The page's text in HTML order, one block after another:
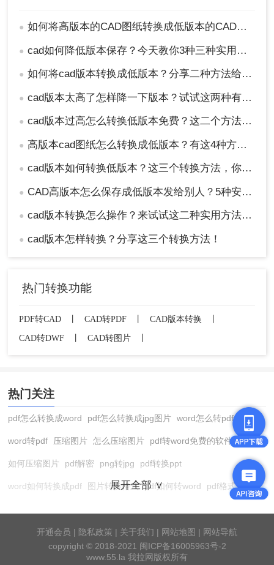
● 如何将高版本的CAD图纸转换成低版本的CAD图纸？3种实用方法对比！
● cad如何降低版本保存？今天教你3种三种实用方法对比！
● 如何将cad版本转换成低版本？分享二种方法给你！3秒实现~！
● cad版本太高了怎样降一下版本？试试这两种有效的方法！
● cad版本过高怎么转换低版本免费？这二个方法了解一下！
● 高版本cad图纸怎么转换成低版本？有这4种方法可以快速转换！
● cad版本如何转换低版本？这三个转换方法，你一定要学会！
● CAD高版本怎么保存成低版本发给别人？5种安全有效方法实测！
● cad版本转换怎么操作？来试试这二种实用方法吧！
● cad版本怎样转换？分享这三个转换方法！
热门转换功能
PDF转CAD CAD转PDF CAD版本转换
CAD转DWF
CAD转图片
热门关注
pdf怎么转换成word pdf怎么转换成jpg图片 word怎么转pdf
word转pdf 压缩图片 怎么压缩图片 pdf转word免费的软件
如何压缩图片 pdf解密 png转jpg pdf转换ppt
word如何转换成pdf 图片转换格式 pdf如何转word pdf格式转换
pdf转cad 图片压缩软件 jpg转换成pdf 在线word转pdf
pdf转word工具 pdf压缩 pdf转word pdf转ppt
展开全部 ∨
开通会员 | 隐私政策 | 关于我们 | 网站地图 | 网站导航
copyright © 2018-2021 闽ICP备16005963号-2
www.55.la 我拉网版权所有